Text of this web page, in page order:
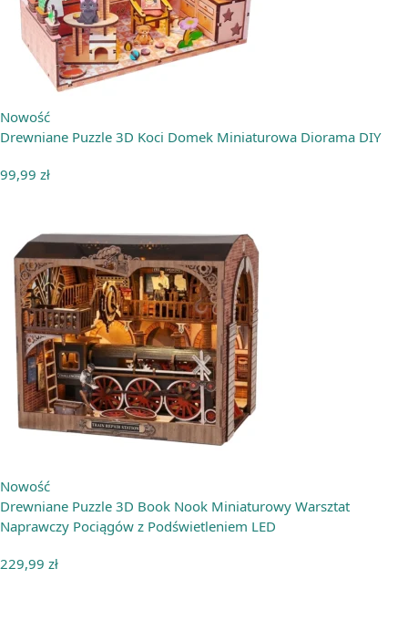
Nowość
Drewniane Puzzle 3D Koci Domek Miniaturowa Diorama DIY
99,99 zł
Nowość
Drewniane Puzzle 3D Book Nook Miniaturowy Warsztat
Naprawczy Pociągów z Podświetleniem LED
229,99 zł